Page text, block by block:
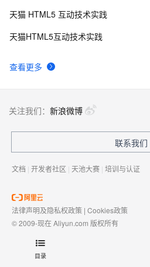
目录
查看更多
天猫 HTML5 互动技术实践
天猫HTML5互动技术实践
关注我们： 新浪微博
联系我们
文档 | 开发者社区 | 天池大赛 | 培训与认证
法律声明及隐私权政策 | Cookies政策
© 2009-现在 Aliyun.com 版权所有
域名注册服务机构许可：